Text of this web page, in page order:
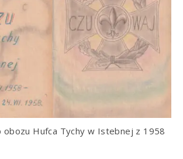
obozu Hufca Tychy w Istebnej z 1958